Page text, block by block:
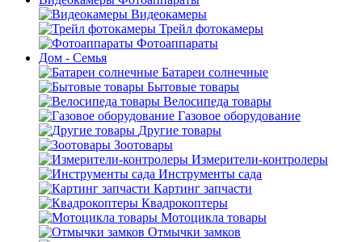
Видеокамеры
Трейл фотокамеры
Фотоаппараты
Дом - Семья
Батареи солнечные
Бытовые товары
Велосипеда товары
Газовое оборудование
Другие товары
Зоотовары
Измерители-контролеры
Инструменты сада
Картинг запчасти
Квадрокоптеры
Мотоцикла товары
Отмычки замков